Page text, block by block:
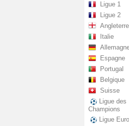
Ligue 1
Ligue 2
Angleterre
Italie
Espagne
Portugal
Belgique
Suisse
Ligue des
Champions
Ligue